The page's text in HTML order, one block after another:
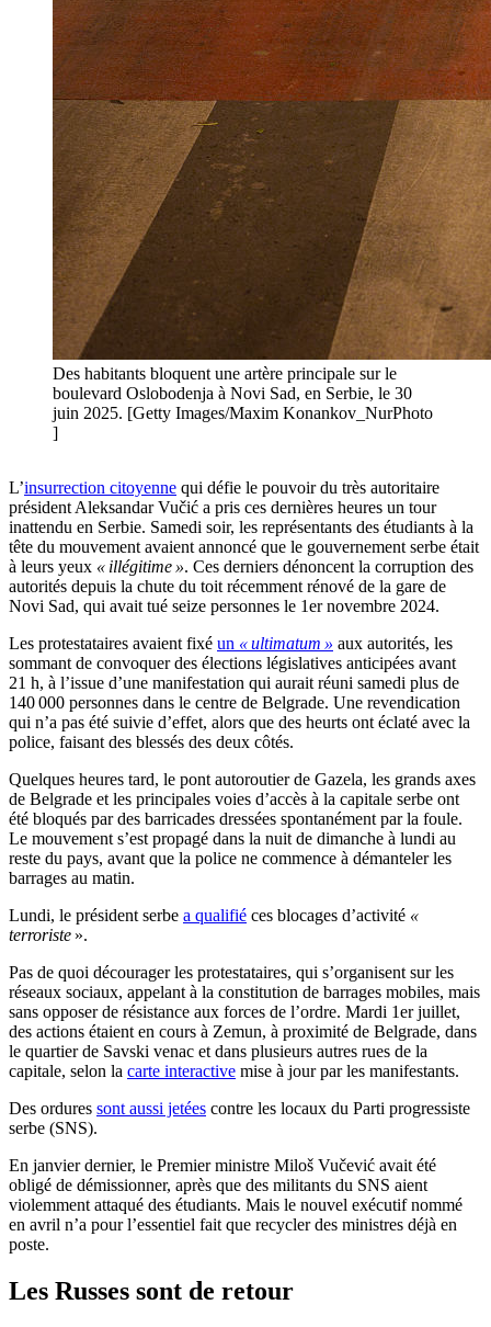
Des habitants bloquent une artère principale sur le
boulevard Oslobodenja à Novi Sad, en Serbie, le 30
juin 2025. [Getty Images/Maxim Konankov_NurPhoto
]
L’insurrection citoyenne qui défie le pouvoir du très autoritaire
président Aleksandar Vučić a pris ces dernières heures un tour
inattendu en Serbie. Samedi soir, les représentants des étudiants à la
tête du mouvement avaient annoncé que le gouvernement serbe était
à leurs yeux « illégitime ». Ces derniers dénoncent la corruption des
autorités depuis la chute du toit récemment rénové de la gare de
Novi Sad, qui avait tué seize personnes le 1er novembre 2024.
Les protestataires avaient fixé un « ultimatum » aux autorités, les
sommant de convoquer des élections législatives anticipées avant
21 h, à l’issue d’une manifestation qui aurait réuni samedi plus de
140 000 personnes dans le centre de Belgrade. Une revendication
qui n’a pas été suivie d’effet, alors que des heurts ont éclaté avec la
police, faisant des blessés des deux côtés.
Quelques heures tard, le pont autoroutier de Gazela, les grands axes
de Belgrade et les principales voies d’accès à la capitale serbe ont
été bloqués par des barricades dressées spontanément par la foule.
Le mouvement s’est propagé dans la nuit de dimanche à lundi au
reste du pays, avant que la police ne commence à démanteler les
barrages au matin.
Lundi, le président serbe a qualifié ces blocages d’activité «
terroriste ».
Pas de quoi décourager les protestataires, qui s’organisent sur les
réseaux sociaux, appelant à la constitution de barrages mobiles, mais
sans opposer de résistance aux forces de l’ordre. Mardi 1er juillet,
des actions étaient en cours à Zemun, à proximité de Belgrade, dans
le quartier de Savski venac et dans plusieurs autres rues de la
capitale, selon la carte interactive mise à jour par les manifestants.
Des ordures sont aussi jetées contre les locaux du Parti progressiste
serbe (SNS).
En janvier dernier, le Premier ministre Miloš Vučević avait été
obligé de démissionner, après que des militants du SNS aient
violemment attaqué des étudiants. Mais le nouvel exécutif nommé
en avril n’a pour l’essentiel fait que recycler des ministres déjà en
poste.
Les Russes sont de retour